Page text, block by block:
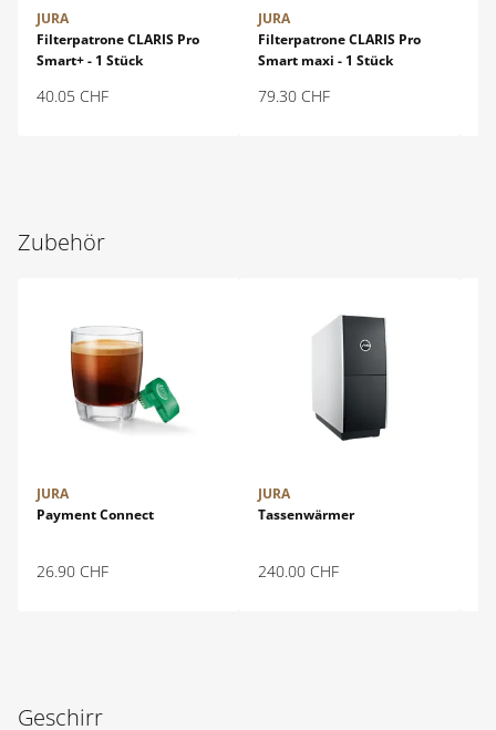
JURA
Filterpatrone CLARIS Pro
Smart+ - 1 Stück
40.05 CHF
JURA
Filterpatrone CLARIS Pro
Smart maxi - 1 Stück
79.30 CHF
Zubehör
JURA
Payment Connect
26.90 CHF
JURA
Tassenwärmer
240.00 CHF
Geschirr